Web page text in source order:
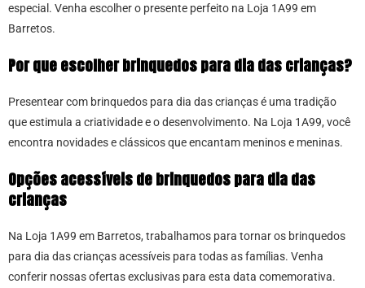
especial. Venha escolher o presente perfeito na Loja 1A99 em
Barretos.
Por que escolher brinquedos para dia das crianças?
Presentear com brinquedos para dia das crianças é uma tradição
que estimula a criatividade e o desenvolvimento. Na Loja 1A99, você
encontra novidades e clássicos que encantam meninos e meninas.
Opções acessíveis de brinquedos para dia das
crianças
Na Loja 1A99 em Barretos, trabalhamos para tornar os brinquedos
para dia das crianças acessíveis para todas as famílias. Venha
conferir nossas ofertas exclusivas para esta data comemorativa.